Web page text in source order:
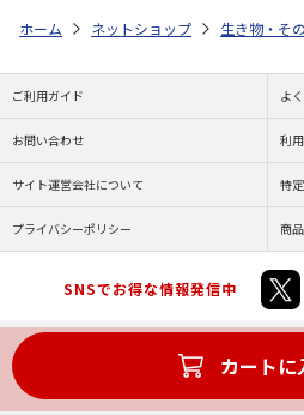
カートに
ホーム ネットショップ 生き物・そ
ご利用ガイド よ
お問い合わせ 利
サイト運営会社について 特
プライバシーポリシー 商
SNSでお得な情報発信中